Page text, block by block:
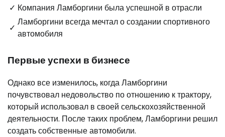
✓ Компания Ламборгини была успешной в отрасли
✓
Ламборгини всегда мечтал о создании спортивного
автомобиля
Первые успехи в бизнесе
Однако все изменилось, когда Ламборгини
почувствовал недовольство по отношению к трактору,
который использовал в своей сельскохозяйственной
деятельности. После таких проблем, Ламборгини решил
создать собственные автомобили.